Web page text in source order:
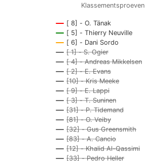
Klassementsproeven
[ 8] - O. Tänak
[ 5] - Thierry Neuville
[ 6] - Dani Sordo
[ 1] - S. Ogier
[ 4] - Andreas Mikkelsen
[ 2] - E. Evans
[10] - Kris Meeke
[ 9] - E. Lappi
[ 3] - T. Suninen
[31] - P. Tidemand
[81] - O. Veiby
[32] - Gus Greensmith
[83] - A. Cancio
[12] - Khalid Al-Qassimi
[33] - Pedro Heller